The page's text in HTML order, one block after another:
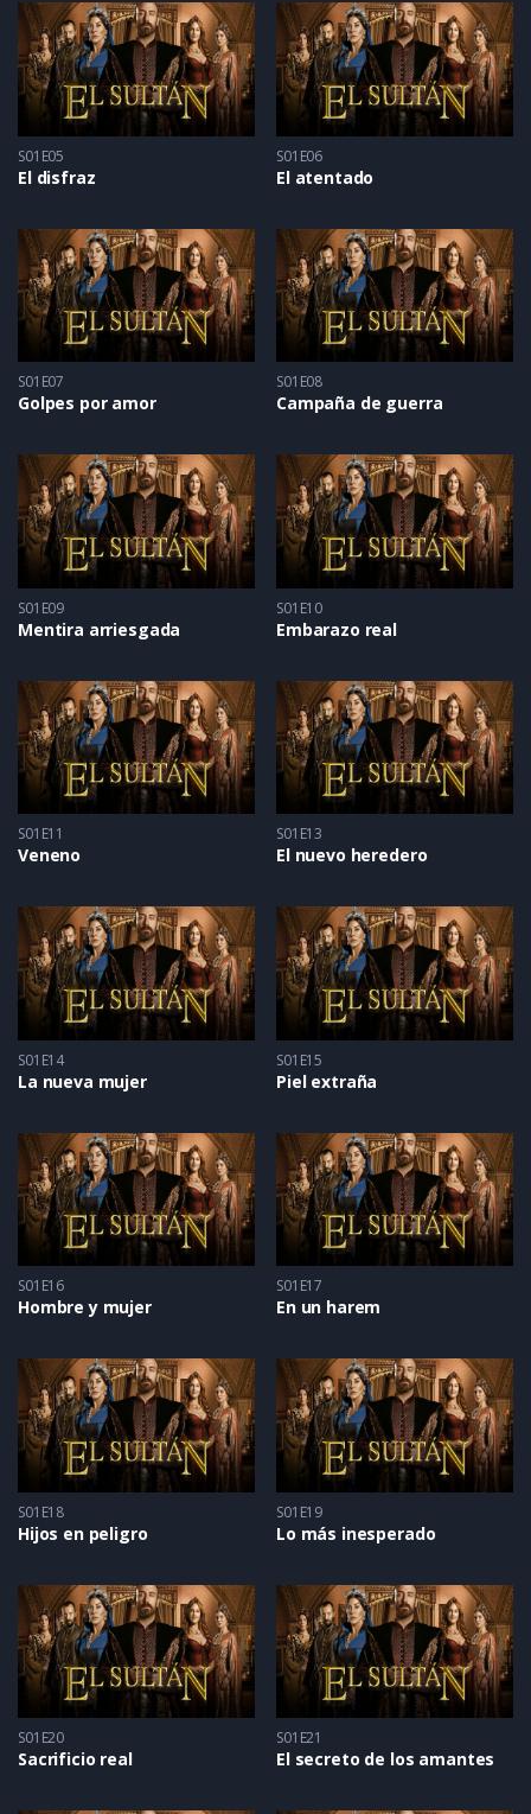
S01E05
El disfraz
S01E06
El atentado
S01E07
Golpes por amor
S01E08
Campaña de guerra
S01E09
Mentira arriesgada
S01E10
Embarazo real
S01E11
Veneno
S01E13
El nuevo heredero
S01E14
La nueva mujer
S01E15
Piel extraña
S01E16
Hombre y mujer
S01E17
En un harem
S01E18
Hijos en peligro
S01E19
Lo más inesperado
S01E20
Sacrificio real
S01E21
El secreto de los amantes